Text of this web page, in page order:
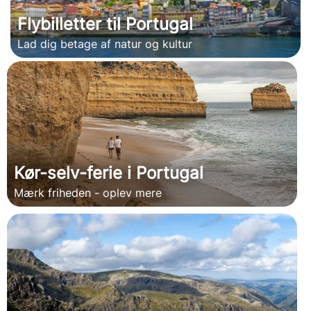
Flybilletter til Portugal
Lad dig betage af natur og kultur
Kør-selv-ferie i Portugal
Mærk friheden - oplev mere